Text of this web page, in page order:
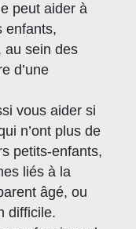
peut aider à
enfants,
au sein des
d’une
vous aider si
n’ont plus de
petits-enfants,
liés à la
âgé, ou
difficile.